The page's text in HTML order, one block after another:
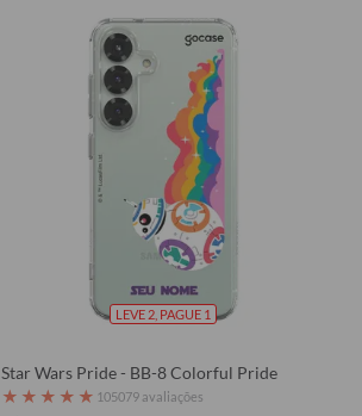
LEVE 2, PAGUE 1
Star Wars Pride - BB-8 Colorful Pride
★ ★ ★ ★ ★ 105079 avaliações